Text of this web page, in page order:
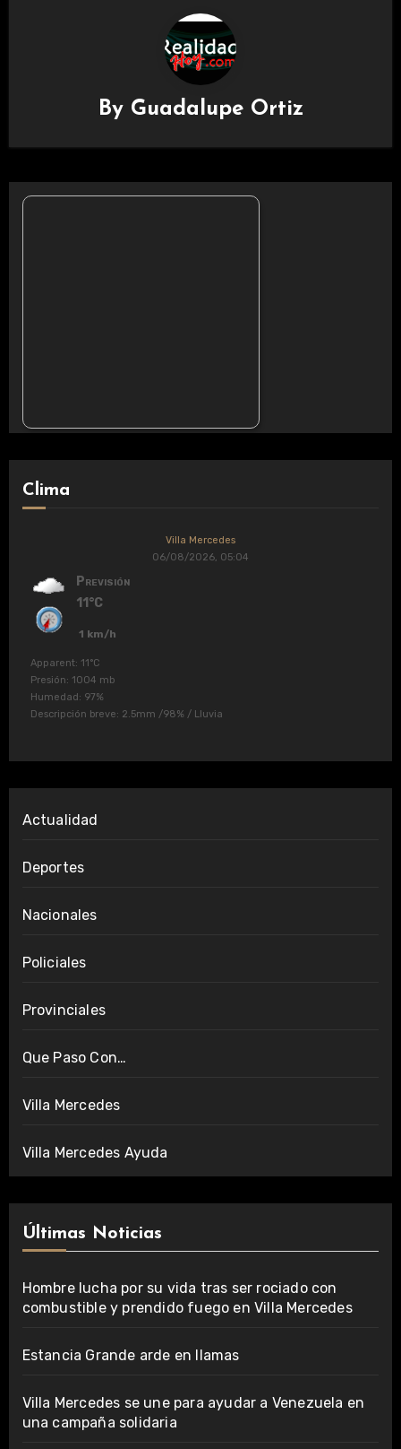
By Guadalupe Ortiz
Clima
Villa Mercedes
06/08/2026, 05:04
Previsión
11°C
1 km/h
Apparent: 11°C
Presión: 1004 mb
Humedad: 97%
Descripción breve: 2.5mm /98% / Lluvia
Actualidad
Deportes
Nacionales
Policiales
Provinciales
Que Paso Con…
Villa Mercedes
Villa Mercedes Ayuda
Últimas Noticias
Hombre lucha por su vida tras ser rociado con
combustible y prendido fuego en Villa Mercedes
Estancia Grande arde en llamas
Villa Mercedes se une para ayudar a Venezuela en
una campaña solidaria